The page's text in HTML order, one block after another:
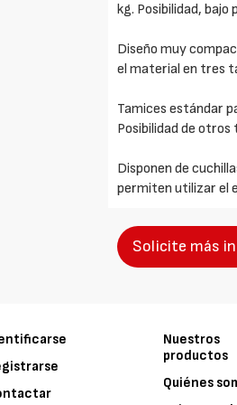
kg. Posibilidad,
Diseño muy
el material en tres
Tamices estándar
Posibilidad de otros
Disponen de
permiten utilizar el
Solicite más
Nuestros
productos
Quiénes